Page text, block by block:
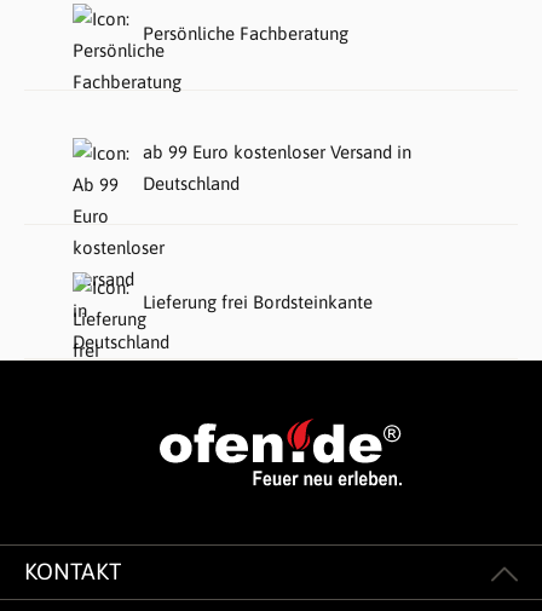
Persönliche Fachberatung
ab 99 Euro kostenloser Versand in
Deutschland
Lieferung frei Bordsteinkante
KONTAKT